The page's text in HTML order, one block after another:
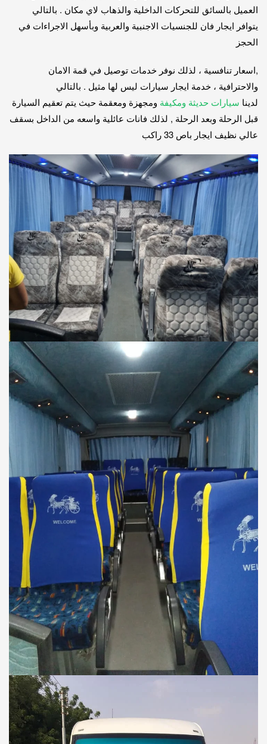
العميل بالسائق للتحركات الداخلية والذهاب لاي مكان . بالتالي
يتوافر ايجار فان للجنسيات الاجنبية والعربية وبأسهل الاجراءات في
الحجز
,اسعار تنافسية ، لذلك نوفر خدمات توصيل في قمة الامان
والاحترافية ، خدمة ايجار سيارات ليس لها مثيل . بالتالي
لدينا سيارات حديثة ومكيفة ومجهزة ومعقمة حيث يتم تعقيم السيارة
قبل الرحلة وبعد الرحلة , لذلك فانات عائلية واسعه من الداخل بسقف
عالي نظيف ايجار باص 33 راكب